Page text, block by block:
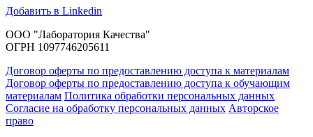
Добавить в Linkedin
ООО "Лаборатория Качества"
ОГРН 1097746205611
Договор оферты по предоставлению доступа к материалам
Договор оферты по предоставлению доступа к обучающим
материалам Политика обработки персональных данных
Согласие на обработку персональных данных Авторское
право